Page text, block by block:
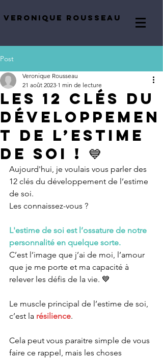
VERONIQUE ROUSSEAU
Post
Les 12 clés du
développemen
t de l’estime
de soi ! 💙
Veronique Rousseau
21 août 2023 1 min de lecture
Aujourd'hui, je voulais vous parler des
12 clés du développement de l’estime
de soi.
Les connaissez-vous ?
L'estime de soi est l’ossature de notre
personnalité en quelque sorte.
C’est l’image que j’ai de moi, l’amour
que je me porte et ma capacité à
relever les défis de la vie. 💙
Le muscle principal de l’estime de soi,
c’est la résilience.
Cela peut vous paraitre simple de vous
faire ce rappel, mais les choses